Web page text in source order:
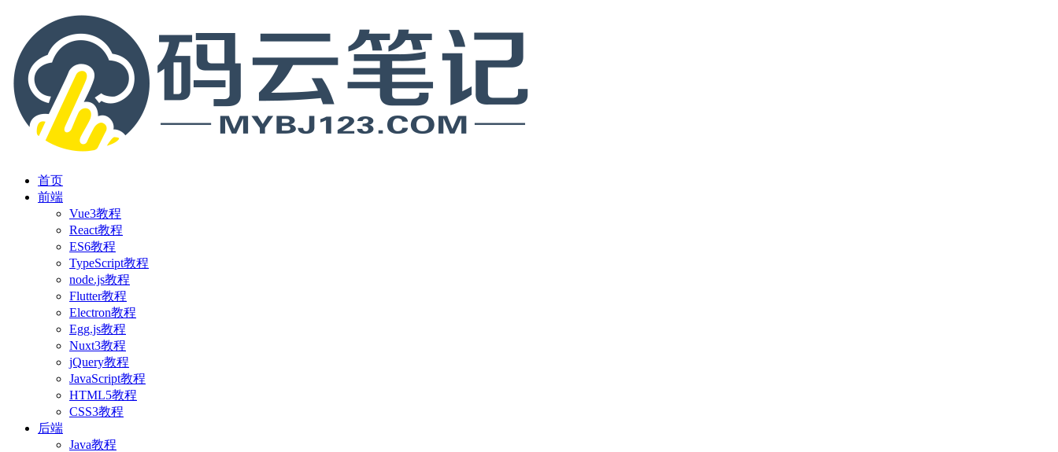
首页
前端
Vue3教程
React教程
ES6教程
TypeScript教程
node.js教程
Flutter教程
Electron教程
Egg.js教程
Nuxt3教程
jQuery教程
JavaScript教程
HTML5教程
CSS3教程
后端
Java教程